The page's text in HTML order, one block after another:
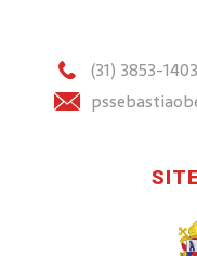
(31) 3853-1403